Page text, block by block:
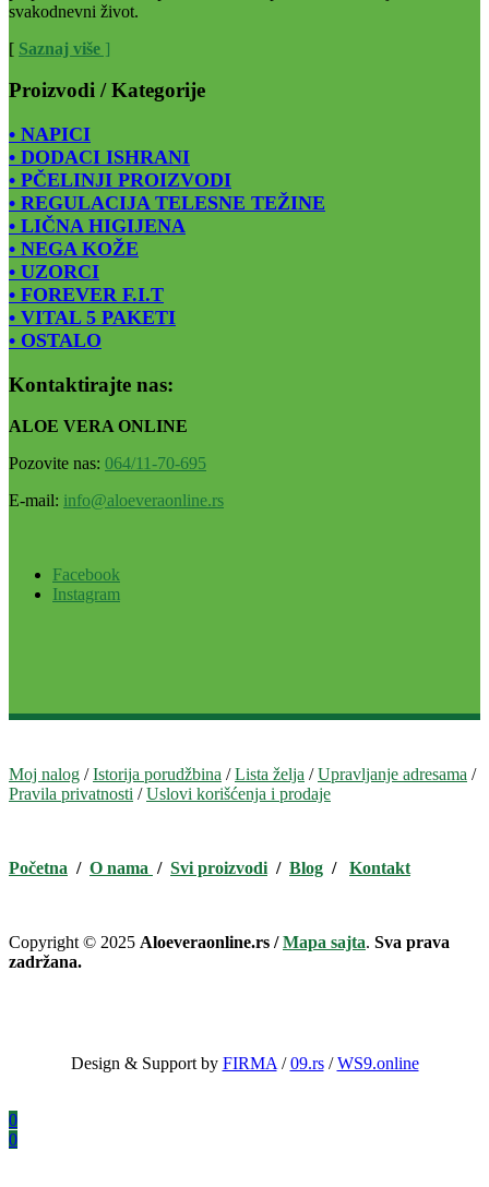
svakodnevni život.
[ Saznaj više ]
Proizvodi / Kategorije
• NAPICI
• DODACI ISHRANI
• PČELINJI PROIZVODI
• REGULACIJA TELESNE TEŽINE
• LIČNA HIGIJENA
• NEGA KOŽE
• UZORCI
• FOREVER F.I.T
• VITAL 5 PAKETI
• OSTALO
Kontaktirajte nas:
ALOE VERA ONLINE
Pozovite nas: 064/11-70-695
E-mail: info@aloeveraonline.rs
Facebook
Instagram
Moj nalog /Istorija porudžbina /Lista želja /Upravljanje adresama /
Pravila privatnosti /Uslovi korišćenja i prodaje
Početna / O nama / Svi proizvodi / Blog / Kontakt
Copyright © 2025 Aloeveraonline.rs /Mapa sajta. Sva prava
zadržana.
Design & Support by FIRMA /09.rs/WS9.online
0
0